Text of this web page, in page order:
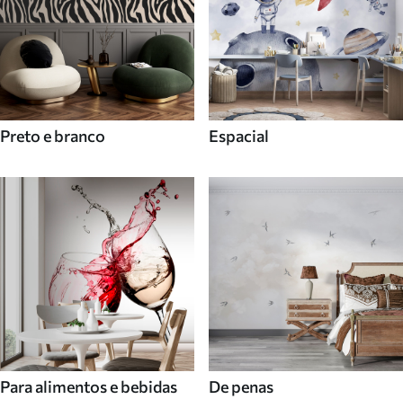
Preto e branco Espacial
Para alimentos e bebidas De penas